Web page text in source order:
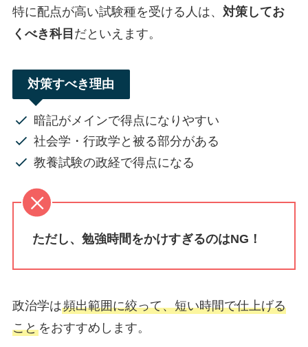
特に配点が高い試験種を受ける人は、 対策してお
くべき科目 だといえます。
対策すべき理由
暗記がメインで得点になりやすい
社会学・行政学と被る部分がある
教養試験の政経で得点になる
ただし、勉強時間をかけすぎるのはNG！
政治学は頻出範囲に絞って、短い時間で仕上げる
ことをおすすめします。